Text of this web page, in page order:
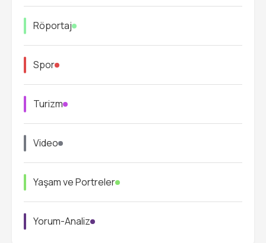
Röportaj
Spor
Turizm
Video
Yaşam ve Portreler
Yorum-Analiz